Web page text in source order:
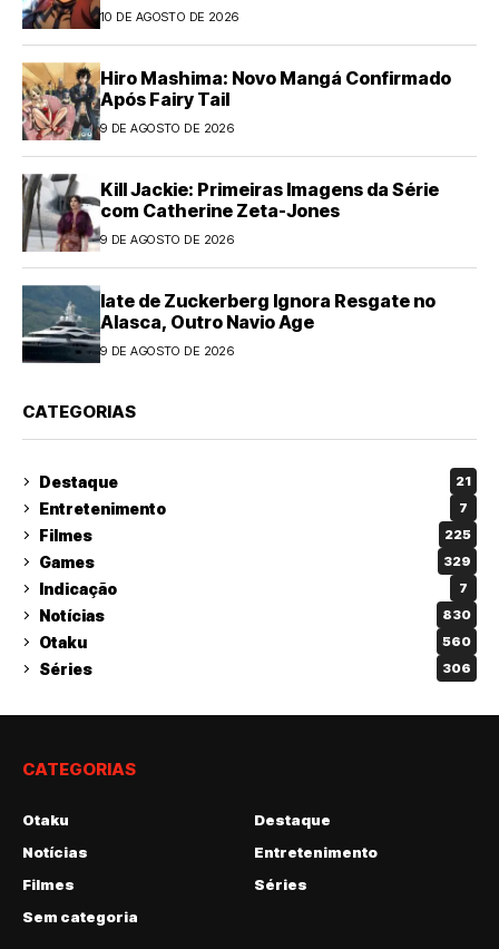
10 DE AGOSTO DE 2026
Hiro Mashima: Novo Mangá Confirmado
Após Fairy Tail
9 DE AGOSTO DE 2026
Kill Jackie: Primeiras Imagens da Série
com Catherine Zeta-Jones
9 DE AGOSTO DE 2026
Iate de Zuckerberg Ignora Resgate no
Alasca, Outro Navio Age
9 DE AGOSTO DE 2026
CATEGORIAS
Destaque 21
Entretenimento 7
Filmes 225
Games 329
Indicação 7
Notícias 830
Otaku 560
Séries 306
CATEGORIAS
Otaku
Destaque
Notícias
Entretenimento
Filmes
Séries
Sem categoria